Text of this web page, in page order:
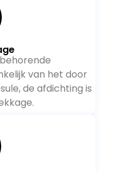
van het door
de afdichting is